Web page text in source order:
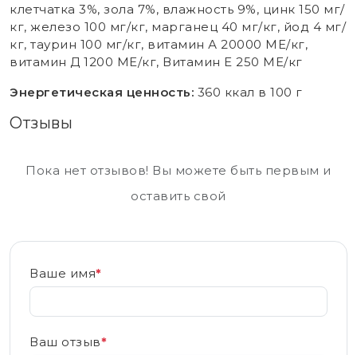
клетчатка 3%, зола 7%, влажность 9%, цинк 150 мг/
кг, железо 100 мг/кг, марганец 40 мг/кг, йод 4 мг/
кг, таурин 100 мг/кг, витамин А 20000 МЕ/кг,
витамин Д 1200 МЕ/кг, Витамин Е 250 МЕ/кг
Энергетическая ценность: 360 ккал в 100 г
Отзывы
Пока нет отзывов! Вы можете быть первым и
оставить свой
Ваше имя*
Ваш отзыв*